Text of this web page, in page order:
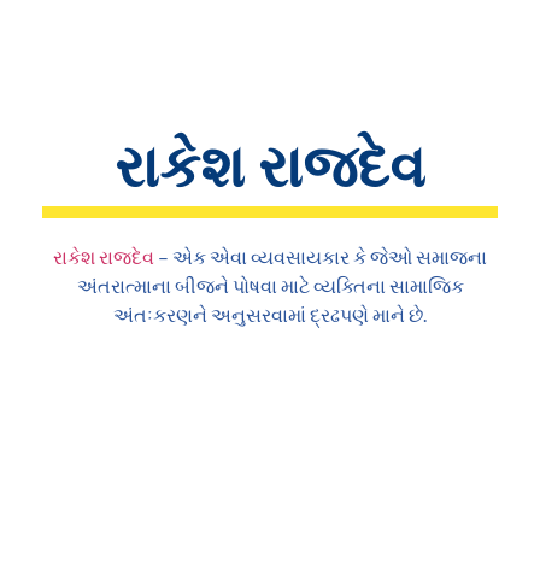
રાકેશ રાજદેવ
રાકેશ રાજદેવ – એક એવા વ્યવસાયકાર કે જેઓ સમાજના
અંતરાત્માના બીજને પોષવા માટે વ્યક્તિના સામાજિક
અંતઃકરણને અનુસરવામાં દ્રઢપણે માને છે.